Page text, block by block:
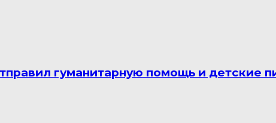
гуманитарную помощь и детские